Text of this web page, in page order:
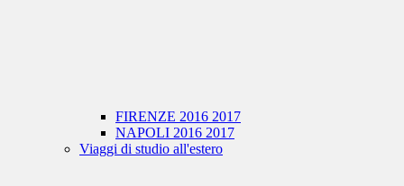
FIRENZE 2016 2017
NAPOLI 2016 2017
Viaggi di studio all'estero